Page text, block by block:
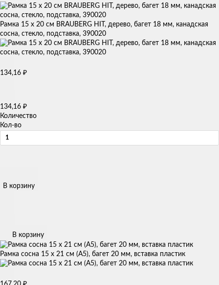
Рамка 15 х 20 см BRAUBERG HIT, дерево, багет 18 мм, канадская
сосна, стекло, подставка, 390020
134,16 ₽
134,16 ₽
Количество
Кол-во
В корзину
В корзину
Рамка сосна 15 х 21 см (А5), багет 20 мм, вставка пластик
₽